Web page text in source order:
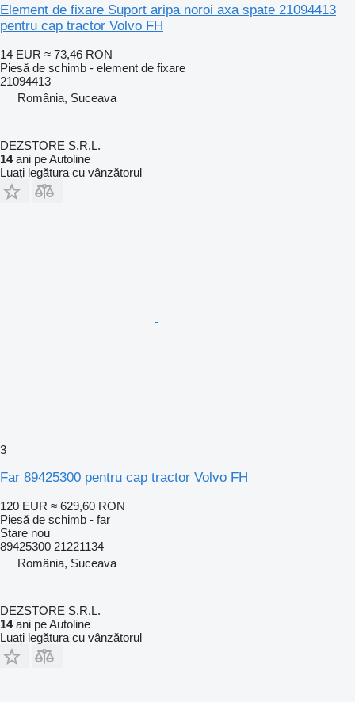
Element de fixare Suport aripa noroi axa spate 21094413
pentru cap tractor Volvo FH
14 EUR ≈ 73,46 RON
Piesă de schimb - element de fixare
21094413
România, Suceava
DEZSTORE S.R.L.
14ani pe Autoline
Luați legătura cu vânzătorul
3
Far 89425300 pentru cap tractor Volvo FH
120 EUR ≈ 629,60 RON
Piesă de schimb - far
Stare nou
89425300 21221134
România, Suceava
DEZSTORE S.R.L.
14ani pe Autoline
Luați legătura cu vânzătorul